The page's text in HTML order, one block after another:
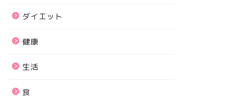
ダイエット
健康
生活
食